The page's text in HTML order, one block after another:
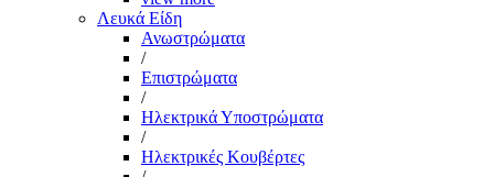
Λευκά Είδη
Ανωστρώματα
/
Επιστρώματα
/
Ηλεκτρικά Υποστρώματα
/
Ηλεκτρικές Κουβέρτες